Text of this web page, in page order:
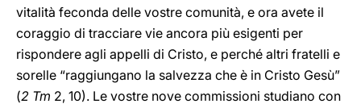
vitalità feconda delle vostre comunità, e ora avete il
coraggio di tracciare vie ancora più esigenti per
rispondere agli appelli di Cristo, e perché altri fratelli e
sorelle “raggiungano la salvezza che è in Cristo Gesù”
(2 Tm 2, 10). Le vostre nove commissioni studiano con